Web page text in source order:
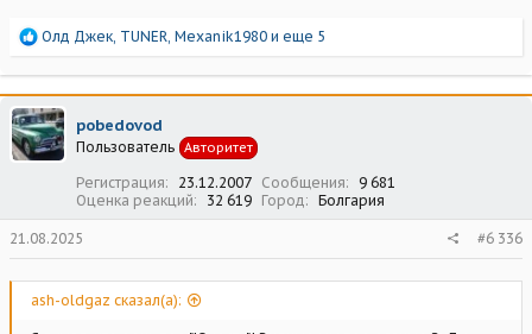
Р
а
к
ц
и
и
Олд Джек, TUNER, Mexanik1980 и еще 5
pobedovod
Пользователь Авторитет
Регистрация 23.12.2007 Сообщения
9 681
Оценка реакций
32 619 Город Болгария
21.08.2025 #6 336
ash-oldgaz сказал(а):